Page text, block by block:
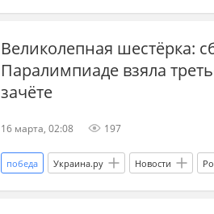
война в Иране военная эскалация
Великолепная шестёрка:
Паралимпиаде взяла
зачёте
16 марта, 02:08 197
победа Украина.ру Новости
паралимпиада спортсмены флаг